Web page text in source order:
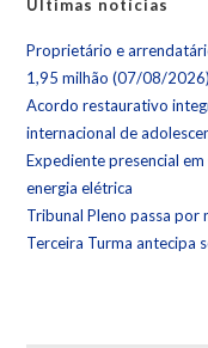
Últimas notícias
Proprietário e
1,95 milhão (07/08/2026)
Acordo restaurativo
internacional de
Expediente presencial
energia elétrica
Tribunal Pleno passa
Terceira Turma antecipa